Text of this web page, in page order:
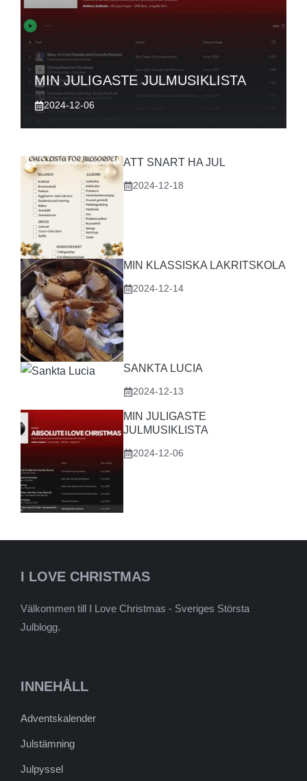
MIN JULIGASTE JULMUSIKLISTA
2024-12-06
ATT SNART HA JUL
2024-12-18
MIN KLASSISKA LAKRITSKOLA
2024-12-14
SANKTA LUCIA
2024-12-13
MIN JULIGASTE
JULMUSIKLISTA
2024-12-06
I LOVE CHRISTMAS
Välkommen till I Love Christmas - Sveriges Största
Julblogg.
INNEHÅLL
Adventskalender
Julstämning
Julpyssel